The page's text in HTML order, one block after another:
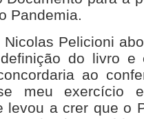
Pandemia.
Nicolas Pelicioni
do livro
ao
meu exercício
levou a crer que o